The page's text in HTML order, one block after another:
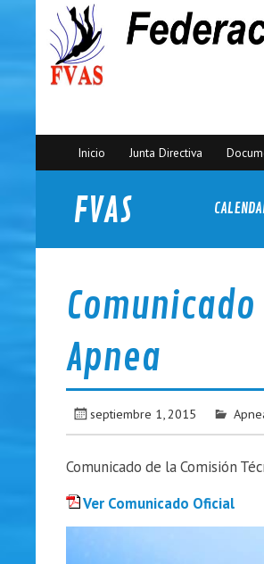
Inicio Junta Directiva
FVAS
Federación Venezolana de
Apnea
septiembre 1, 2015
Comunicado de la Comisión
Ver Comunicado Oficial